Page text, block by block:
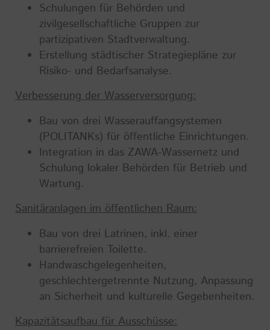
Schulungen für Behörden und
zivilgesellschaftliche Gruppen zur
partizipativen Stadtverwaltung.
Erstellung städtischer Strategiepläne zur
Risiko- und Bedarfsanalyse.
Verbesserung der Wasserversorgung:
Bau von drei Wasserauffangsystemen
(POLITANKs) für öffentliche Einrichtungen.
Integration in das ZAWA-Wassernetz und
Schulung lokaler Behörden für Betrieb und
Wartung.
Sanitäranlagen im öffentlichen Raum:
Bau von drei Latrinen, inkl. einer
barrierefreien Toilette.
Handwaschgelegenheiten,
geschlechtergetrennte Nutzung, Anpassung
an Sicherheit und kulturelle Gegebenheiten.
Kapazitätsaufbau für Ausschüsse: